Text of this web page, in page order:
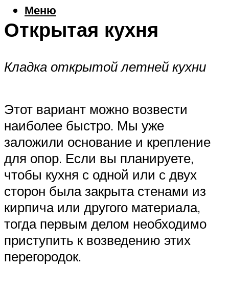
Меню
Открытая кухня
Кладка открытой летней кухни
Этот вариант можно возвести
наиболее быстро. Мы уже
заложили основание и крепление
для опор. Если вы планируете,
чтобы кухня с одной или с двух
сторон была закрыта стенами из
кирпича или другого материала,
тогда первым делом необходимо
приступить к возведению этих
перегородок.